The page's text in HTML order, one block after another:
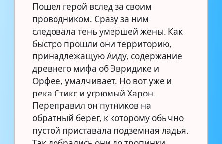
Пошел герой вслед за своим
проводником. Сразу за ним
следовала тень умершей жены. Как
быстро прошли они территорию,
принадлежащую Аиду, содержание
древнего мифа об Эвридике и
Орфее, умалчивает. Но вот уже и
река Стикс и угрюмый Харон.
Переправил он путников на
обратный берег, к которому обычно
пустой приставала подземная ладья.